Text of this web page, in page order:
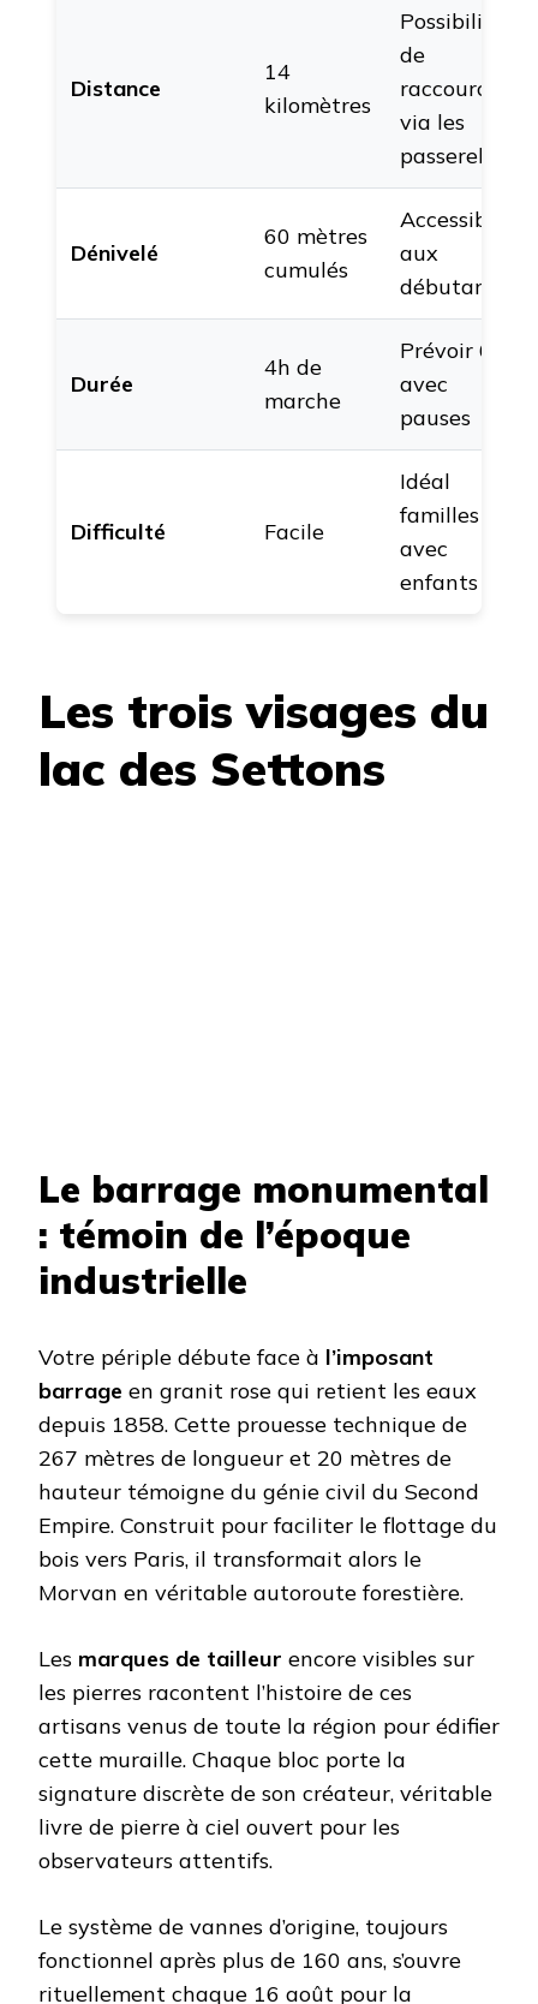
Distance
14
kilomètres
Possibilité
de
raccourcir
via les
passerelles
Dénivelé
60 mètres
cumulés
Accessible
aux
débutants
Durée
4h de
marche
Prévoir 6h
avec
pauses
Difficulté Facile
Idéal
familles
avec
enfants
Les trois visages du
lac des Settons
Le barrage monumental
: témoin de l’époque
industrielle
Votre périple débute face à l’imposant
barrage en granit rose qui retient les eaux
depuis 1858. Cette prouesse technique de
267 mètres de longueur et 20 mètres de
hauteur témoigne du génie civil du Second
Empire. Construit pour faciliter le flottage du
bois vers Paris, il transformait alors le
Morvan en véritable autoroute forestière.
Les marques de tailleur encore visibles sur
les pierres racontent l’histoire de ces
artisans venus de toute la région pour édifier
cette muraille. Chaque bloc porte la
signature discrète de son créateur, véritable
livre de pierre à ciel ouvert pour les
observateurs attentifs.
Le système de vannes d’origine, toujours
fonctionnel après plus de 160 ans, s’ouvre
rituellement chaque 16 août pour la